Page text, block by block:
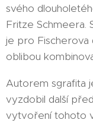
svého
Fritze Schmeera.
je pro Fischerova
oblibou
Autorem sgrafita
vyzdobil další
vytvoření tohoto